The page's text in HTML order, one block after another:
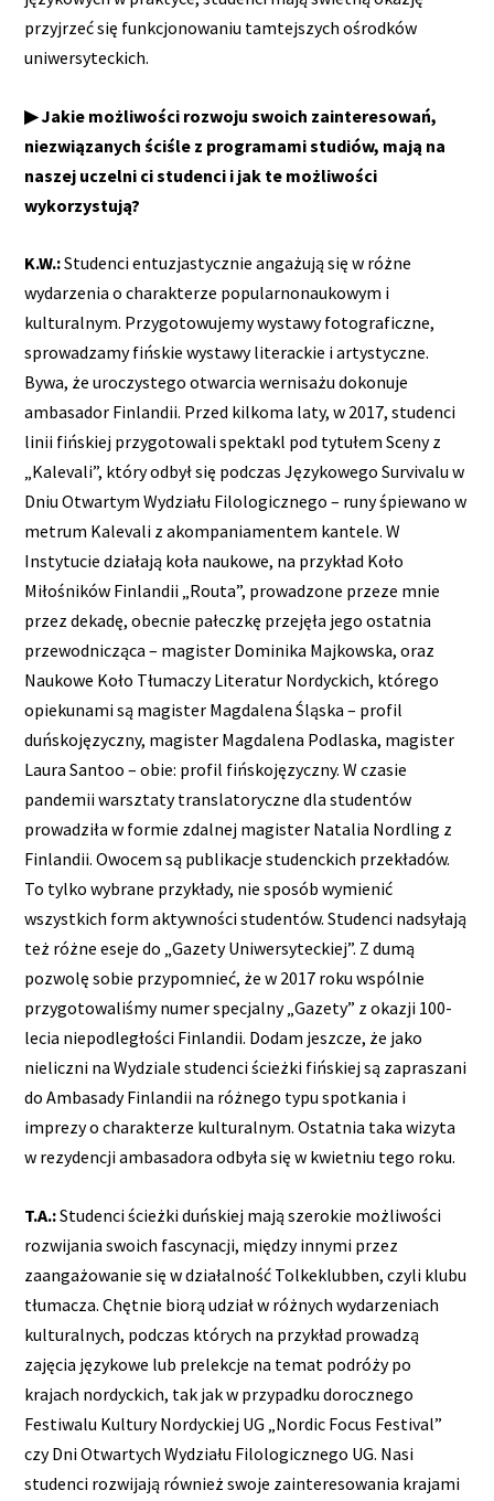
przyjrzeć się funkcjonowaniu tamtejszych ośrodków
uniwersyteckich.
▶ Jakie możliwości rozwoju swoich zainteresowań,
niezwiązanych ściśle z programami studiów, mają na
naszej uczelni ci studenci i jak te możliwości
wykorzystują?
K.W.:Studenci entuzjastycznie angażują się w różne
wydarzenia o charakterze popularnonaukowym i
kulturalnym. Przygotowujemy wystawy fotograficzne,
sprowadzamy fińskie wystawy literackie i artystyczne.
Bywa, że uroczystego otwarcia wernisażu dokonuje
ambasador Finlandii. Przed kilkoma laty, w 2017, studenci
linii fińskiej przygotowali spektakl pod tytułem Sceny z
„Kalevali”, który odbył się podczas Językowego Survivalu w
Dniu Otwartym Wydziału Filologicznego – runy śpiewano w
metrum Kalevali z akompaniamentem kantele. W
Instytucie działają koła naukowe, na przykład Koło
Miłośników Finlandii „Routa”, prowadzone przeze mnie
przez dekadę, obecnie pałeczkę przejęła jego ostatnia
przewodnicząca – magister Dominika Majkowska, oraz
Naukowe Koło Tłumaczy Literatur Nordyckich, którego
opiekunami są magister Magdalena Śląska – profil
duńskojęzyczny, magister Magdalena Podlaska, magister
Laura Santoo – obie: profil fińskojęzyczny. W czasie
pandemii warsztaty translatoryczne dla studentów
prowadziła w formie zdalnej magister Natalia Nordling z
Finlandii. Owocem są publikacje studenckich przekładów.
To tylko wybrane przykłady, nie sposób wymienić
wszystkich form aktywności studentów. Studenci nadsyłają
też różne eseje do „Gazety Uniwersyteckiej”. Z dumą
pozwolę sobie przypomnieć, że w 2017 roku wspólnie
przygotowaliśmy numer specjalny „Gazety” z okazji 100-
lecia niepodległości Finlandii. Dodam jeszcze, że jako
nieliczni na Wydziale studenci ścieżki fińskiej są zapraszani
do Ambasady Finlandii na różnego typu spotkania i
imprezy o charakterze kulturalnym. Ostatnia taka wizyta
w rezydencji ambasadora odbyła się w kwietniu tego roku.
T.A.:Studenci ścieżki duńskiej mają szerokie możliwości
rozwijania swoich fascynacji, między innymi przez
zaangażowanie się w działalność Tolkeklubben, czyli klubu
tłumacza. Chętnie biorą udział w różnych wydarzeniach
kulturalnych, podczas których na przykład prowadzą
zajęcia językowe lub prelekcje na temat podróży po
krajach nordyckich, tak jak w przypadku dorocznego
Festiwalu Kultury Nordyckiej UG „Nordic Focus Festival”
czy Dni Otwartych Wydziału Filologicznego UG. Nasi
studenci rozwijają również swoje zainteresowania krajami